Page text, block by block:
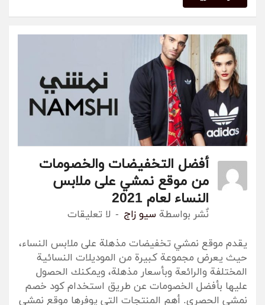
أفضل التخفيضات والخصومات
من موقع نمشي على ملابس
النساء لعام 2021
نٌشر بواسطة سيو زاج لا تعليقات
يقدم موقع نمشي تخفيضات مذهلة على ملابس النساء،
حيث يعرض مجموعة كبيرة من الموديلات النسائية
المختلفة والرائعة وبأسعار مذهلة، ويمكنك الحصول
عليها بأفضل الخصومات عن طريق استخدام كود خصم
نمشي الحصري. أهم المنتجات التي يوفرها موقع نمشي